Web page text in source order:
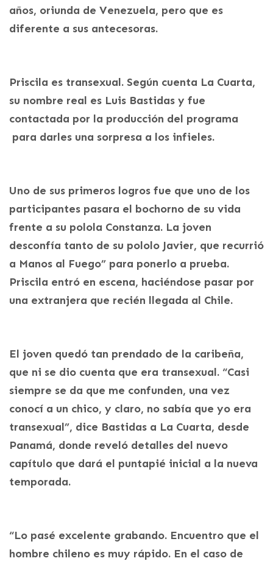
años, oriunda de Venezuela, pero que es
diferente a sus antecesoras.
Priscila es transexual. Según cuenta La Cuarta,
su nombre real es Luis Bastidas y fue
contactada por la producción del programa
para darles una sorpresa a los infieles.
Uno de sus primeros logros fue que uno de los
participantes pasara el bochorno de su vida
frente a su polola Constanza. La joven
desconfía tanto de su pololo Javier, que recurrió
a Manos al Fuego” para ponerlo a prueba.
Priscila entró en escena, haciéndose pasar por
una extranjera que recién llegada al Chile.
El joven quedó tan prendado de la caribeña,
que ni se dio cuenta que era transexual. “Casi
siempre se da que me confunden, una vez
conocí a un chico, y claro, no sabía que yo era
transexual”, dice Bastidas a La Cuarta, desde
Panamá, donde reveló detalles del nuevo
capítulo que dará el puntapié inicial a la nueva
temporada.
“Lo pasé excelente grabando. Encuentro que el
hombre chileno es muy rápido. En el caso de